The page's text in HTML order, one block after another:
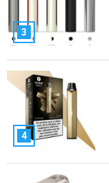
3
4